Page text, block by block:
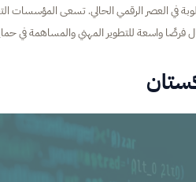
في العصر الرقمي الحالي. تسعى المؤسسات
فرصًا واسعة للتطوير المهني والمساهمة في